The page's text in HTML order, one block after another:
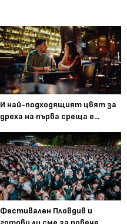
И най-подходящият цвят за
дреха на първа среща е...
Фестивален Пловдив и